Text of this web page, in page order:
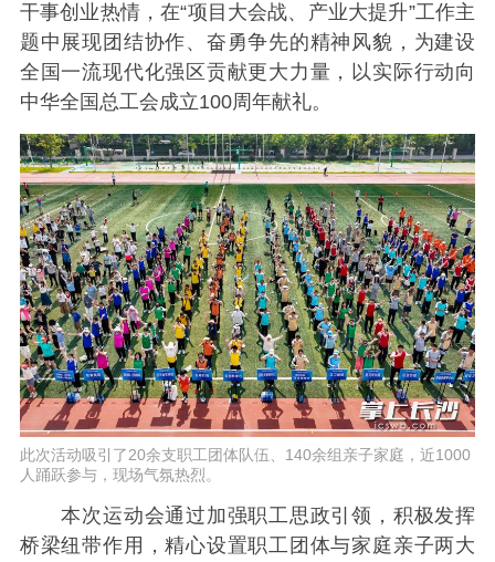
干事创业热情，在“项目大会战、产业大提升”工作主
题中展现团结协作、奋勇争先的精神风貌，为建设
全国一流现代化强区贡献更大力量，以实际行动向
中华全国总工会成立100周年献礼。
此次活动吸引了20余支职工团体队伍、140余组亲子家庭，近1000
人踊跃参与，现场气氛热烈。
本次运动会通过加强职工思政引领，积极发挥
桥梁纽带作用，精心设置职工团体与家庭亲子两大